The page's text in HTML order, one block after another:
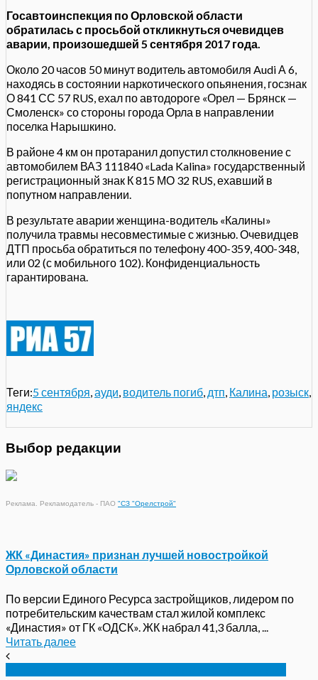
Госавтоинспекция по Орловской области
обратилась с просьбой откликнуться очевидцев
аварии, произошедшей 5 сентября 2017 года.
Около 20 часов 50 минут водитель автомобиля Audi А 6,
находясь в состоянии наркотического опьянения, госзнак
О 841 СС 57 RUS, ехал по автодороге «Орел — Брянск —
Смоленск» со стороны города Орла в направлении
поселка Нарышкино.
В районе 4 км он протаранил допустил столкновение с
автомобилем ВАЗ 111840 «Lada Kalina» государственный
регистрационный знак К 815 МО 32 RUS, ехавший в
попутном направлении.
В результате аварии женщина-водитель «Калины»
получила травмы несовместимые с жизнью. Очевидцев
ДТП просьба обратиться по телефону 400-359, 400-348,
или 02 (с мобильного 102). Конфиденциальность
гарантирована.
Теги:5 сентября ауди водитель погиб дтп Калина розыск
яндекс
Выбор редакции
Реклама. Рекламодатель - ПАО "СЗ "Орелстрой"
ЖК «Династия» признан лучшей новостройкой
Орловской области
По версии Единого Ресурса застройщиков, лидером по
потребительским качествам стал жилой комплекс
«Династия» от ГК «ОДСК». ЖК набрал 41,3 балла, ...
Читать далее